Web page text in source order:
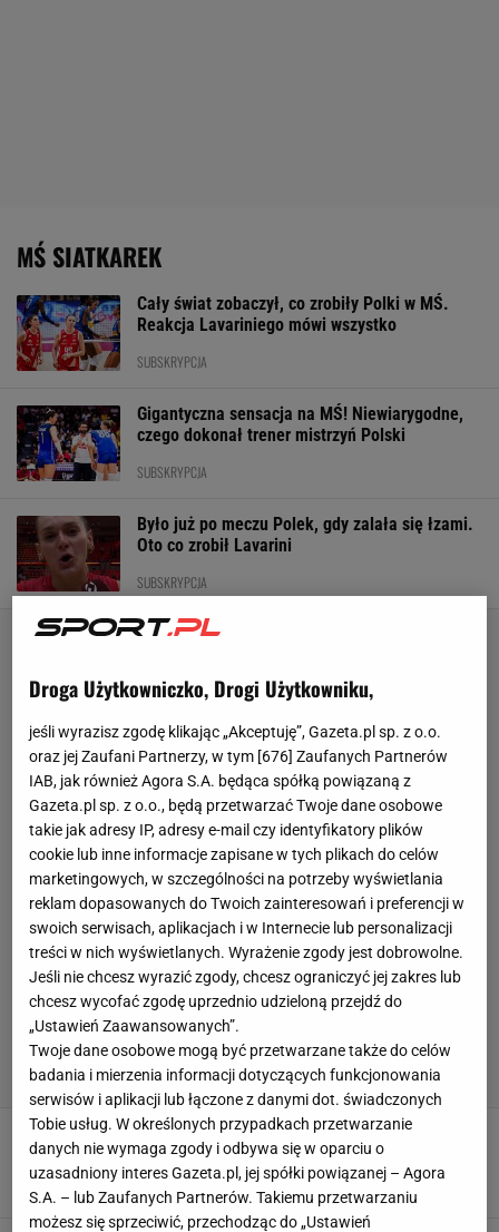
MŚ SIATKAREK
Cały świat zobaczył, co zrobiły Polki w MŚ.
Reakcja Lavariniego mówi wszystko
SUBSKRYPCJA
Gigantyczna sensacja na MŚ! Niewiarygodne,
czego dokonał trener mistrzyń Polski
SUBSKRYPCJA
Było już po meczu Polek, gdy zalała się łzami.
Oto co zrobił Lavarini
SUBSKRYPCJA
Tak Lavarini nazwał Polki po niewiarygodnym
meczu o ćwierćfinał MŚ
SUBSKRYPCJA
Droga Użytkowniczko, Drogi Użytkowniku,
jeśli wyrazisz zgodę klikając „Akceptuję”, Gazeta.pl sp. z o.o.
oraz jej Zaufani Partnerzy, w tym [676] Zaufanych Partnerów
IAB, jak również Agora S.A. będąca spółką powiązaną z
Gazeta.pl sp. z o.o., będą przetwarzać Twoje dane osobowe
takie jak adresy IP, adresy e-mail czy identyfikatory plików
cookie lub inne informacje zapisane w tych plikach do celów
marketingowych, w szczególności na potrzeby wyświetlania
reklam dopasowanych do Twoich zainteresowań i preferencji w
swoich serwisach, aplikacjach i w Internecie lub personalizacji
treści w nich wyświetlanych. Wyrażenie zgody jest dobrowolne.
Jeśli nie chcesz wyrazić zgody, chcesz ograniczyć jej zakres lub
chcesz wycofać zgodę uprzednio udzieloną przejdź do
„Ustawień Zaawansowanych”.
Twoje dane osobowe mogą być przetwarzane także do celów
badania i mierzenia informacji dotyczących funkcjonowania
serwisów i aplikacji lub łączone z danymi dot. świadczonych
Tobie usług. W określonych przypadkach przetwarzanie
danych nie wymaga zgody i odbywa się w oparciu o
uzasadniony interes Gazeta.pl, jej spółki powiązanej – Agora
S.A. – lub Zaufanych Partnerów. Takiemu przetwarzaniu
możesz się sprzeciwić, przechodząc do „Ustawień